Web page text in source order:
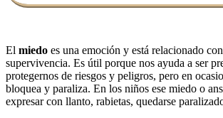
El miedo es una emoción y está relacionado
supervivencia. Es útil porque nos ayuda a ser
protegernos de riesgos y peligros, pero en
bloquea y paraliza. En los niños ese miedo o
expresar con llanto, rabietas, quedarse